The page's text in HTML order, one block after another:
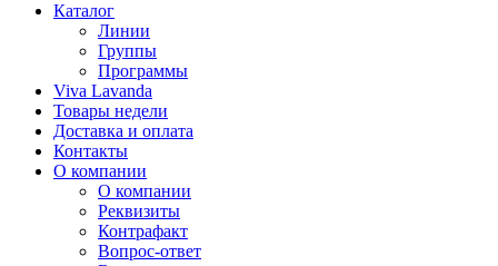
Каталог
Линии
Группы
Программы
Viva Lavanda
Товары недели
Доставка и оплата
Контакты
О компании
О компании
Реквизиты
Контрафакт
Вопрос-ответ